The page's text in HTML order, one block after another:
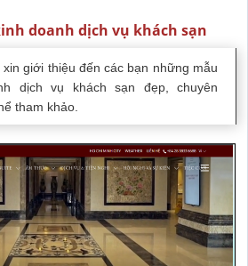
doanh dịch vụ khách sạn
giới thiệu đến các bạn những mẫu
dịch vụ khách sạn đẹp, chuyên
tham khảo.